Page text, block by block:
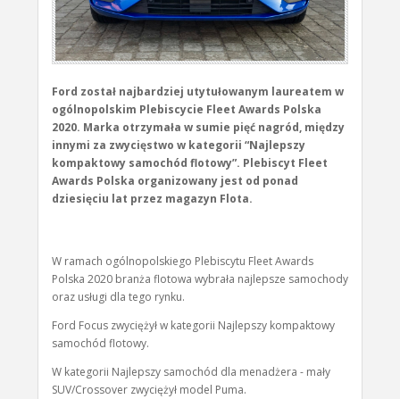
Ford został najbardziej utytułowanym laureatem w
ogólnopolskim Plebiscycie Fleet Awards Polska
2020. Marka otrzymała w sumie pięć nagród, między
innymi za zwycięstwo w kategorii “Najlepszy
kompaktowy samochód flotowy”. Plebiscyt Fleet
Awards Polska organizowany jest od ponad
dziesięciu lat przez magazyn Flota.
W ramach ogólnopolskiego Plebiscytu Fleet Awards
Polska 2020 branża flotowa wybrała najlepsze samochody
oraz usługi dla tego rynku.
Ford Focus zwyciężył w kategorii Najlepszy kompaktowy
samochód flotowy.
W kategorii Najlepszy samochód dla menadżera - mały
SUV/Crossover zwyciężył model Puma.